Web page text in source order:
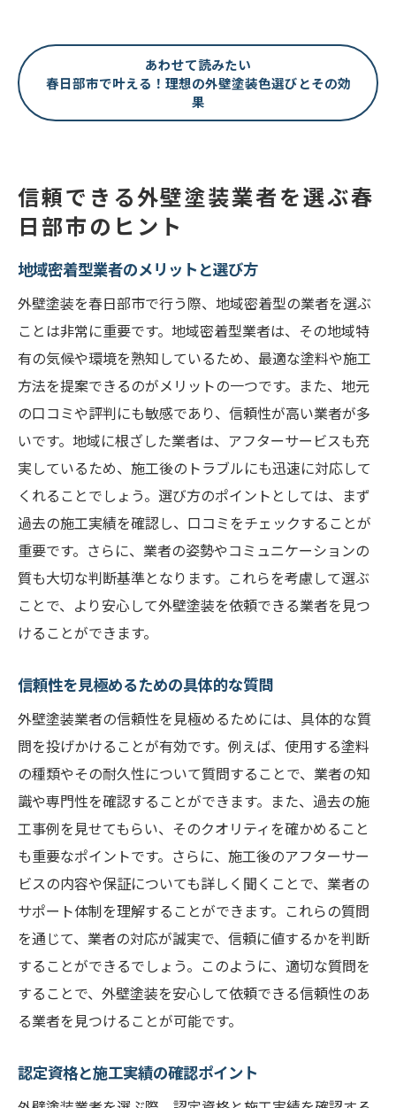
あわせて読みたい
春日部市で叶える！理想の外壁塗装色選びとその効
果
信頼できる外壁塗装業者を選ぶ春
日部市のヒント
地域密着型業者のメリットと選び方
外壁塗装を春日部市で行う際、地域密着型の業者を選ぶ
ことは非常に重要です。地域密着型業者は、その地域特
有の気候や環境を熟知しているため、最適な塗料や施工
方法を提案できるのがメリットの一つです。また、地元
の口コミや評判にも敏感であり、信頼性が高い業者が多
いです。地域に根ざした業者は、アフターサービスも充
実しているため、施工後のトラブルにも迅速に対応して
くれることでしょう。選び方のポイントとしては、まず
過去の施工実績を確認し、口コミをチェックすることが
重要です。さらに、業者の姿勢やコミュニケーションの
質も大切な判断基準となります。これらを考慮して選ぶ
ことで、より安心して外壁塗装を依頼できる業者を見つ
けることができます。
信頼性を見極めるための具体的な質問
外壁塗装業者の信頼性を見極めるためには、具体的な質
問を投げかけることが有効です。例えば、使用する塗料
の種類やその耐久性について質問することで、業者の知
識や専門性を確認することができます。また、過去の施
工事例を見せてもらい、そのクオリティを確かめること
も重要なポイントです。さらに、施工後のアフターサー
ビスの内容や保証についても詳しく聞くことで、業者の
サポート体制を理解することができます。これらの質問
を通じて、業者の対応が誠実で、信頼に値するかを判断
することができるでしょう。このように、適切な質問を
することで、外壁塗装を安心して依頼できる信頼性のあ
る業者を見つけることが可能です。
認定資格と施工実績の確認ポイント